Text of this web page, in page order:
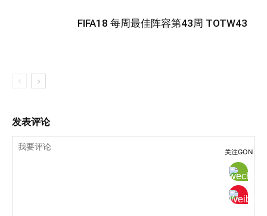
FIFA18 每周最佳阵容第43周 TOTW43
发表评论
关注GON